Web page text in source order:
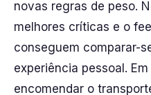
novas regras de peso.
melhores críticas e o
conseguem comparar-
experiência pessoal. Em
encomendar o